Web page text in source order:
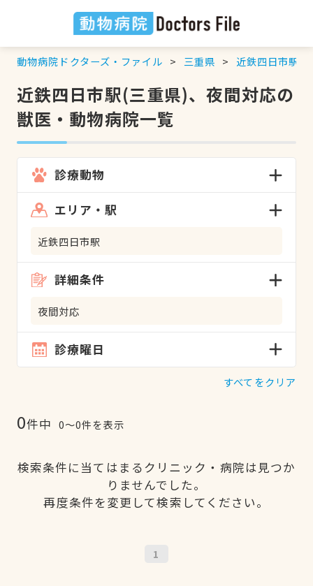
動物病院ドクターズ・ファイル 三重県 近鉄四日市駅
近鉄四日市駅(三重県)、夜間対応の
獣医・動物病院一覧
診療動物
エリア・駅
近鉄四日市駅
詳細条件
夜間対応
診療曜日
すべてをクリア
0件中 0〜0件を表示
検索条件に当てはまるクリニック・病院は見つか
りませんでした。
再度条件を変更して検索してください。
1